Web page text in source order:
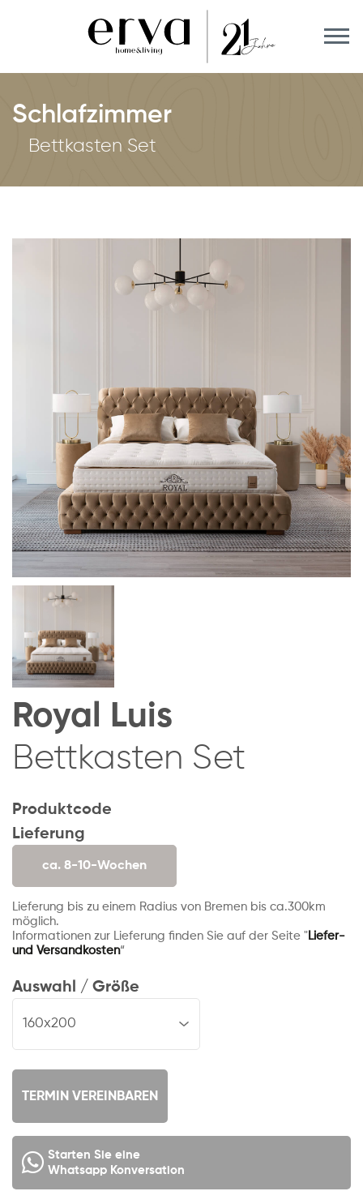
Schlafzimmer
Bettkasten Set
Royal Luis
Bettkasten Set
Produktcode
Lieferung
ca. 8-10-Wochen
Lieferung bis zu einem Radius von Bremen bis ca.300km
möglich.
Informationen zur Lieferung finden Sie auf der Seite " Liefer-
und Versandkosten“
Auswahl / Größe
TERMIN VEREINBAREN
Starten Sie eine
Whatsapp Konversation